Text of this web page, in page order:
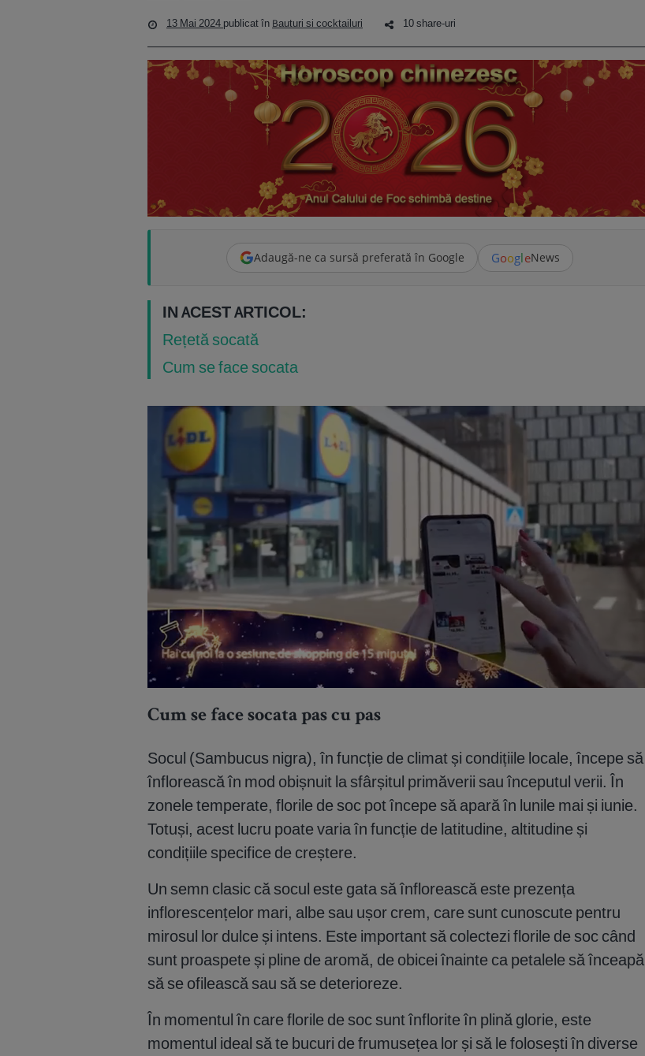
13 Mai 2024 publicat în Bauturi si cocktailuri 10 share-uri
Adaugă-ne ca sursă preferată în Google GoogleNews
IN ACEST ARTICOL:
Rețetă socată
Cum se face socata
Cum se face socata pas cu pas
Socul (Sambucus nigra), în funcție de climat și condițiile locale, începe să
înflorească în mod obișnuit la sfârșitul primăverii sau începutul verii. În
zonele temperate, florile de soc pot începe să apară în lunile mai și iunie.
Totuși, acest lucru poate varia în funcție de latitudine, altitudine și
condițiile specifice de creștere.
Un semn clasic că socul este gata să înflorească este prezența
inflorescențelor mari, albe sau ușor crem, care sunt cunoscute pentru
mirosul lor dulce și intens. Este important să colectezi florile de soc când
sunt proaspete și pline de aromă, de obicei înainte ca petalele să înceapă
să se ofilească sau să se deterioreze.
În momentul în care florile de soc sunt înflorite în plină glorie, este
momentul ideal să te bucuri de frumusețea lor și să le folosești în diverse